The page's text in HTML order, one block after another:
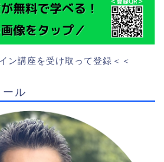
ン講座を受け取って登録＜＜
ル